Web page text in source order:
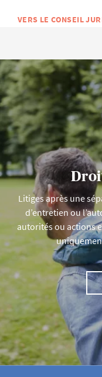
VERS LE CONSEIL
Litiges après une
d’entretien ou
autorités ou actions